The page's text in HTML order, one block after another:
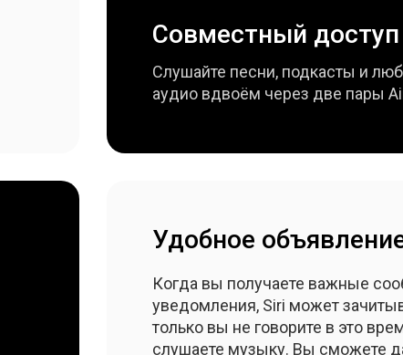
Совместный доступ
Слушайте песни, подкасты и
аудио вдвоём через две пары
Удобное
Когда вы получаете важные
уведомления, Siri может
только вы не говорите в это
слушаете музыку. Вы сможете